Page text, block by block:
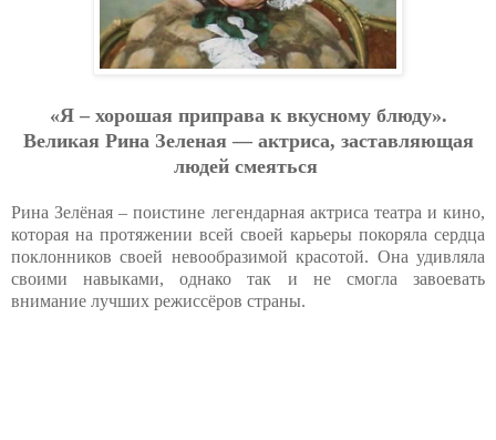
«Я – хорошая приправа к вкусному блюду».
Великая Рина Зеленая — актриса, заставляющая
людей смеяться
Рина Зелёная – поистине легендарная актриса театра и кино,
которая на протяжении всей своей карьеры покоряла сердца
поклонников своей невообразимой красотой. Она удивляла
своими навыками, однако так и не смогла завоевать
внимание лучших режиссёров страны.